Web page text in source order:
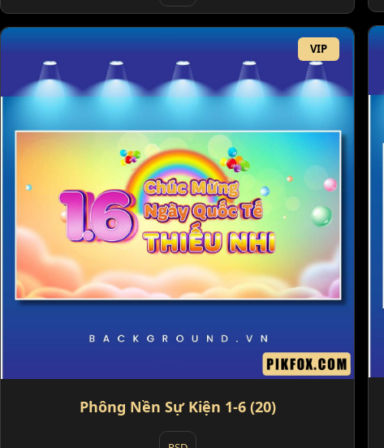
VIP
Phông Nền Sự Kiện 1-6 (20)